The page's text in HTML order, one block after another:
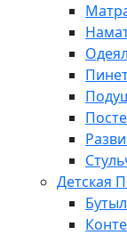
Детская